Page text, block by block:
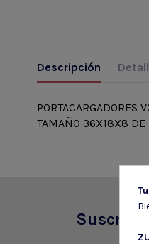
Descripción
PORTACARGADORES
TAMAÑO 36X18X8 DE